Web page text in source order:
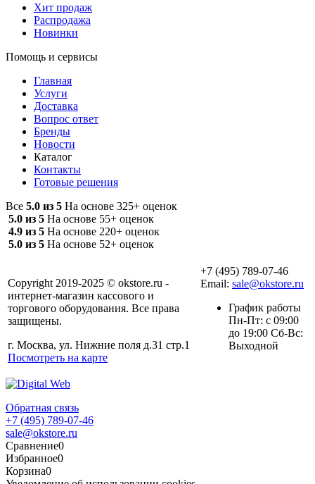
Хит продаж
Распродажа
Новинки
Помощь и сервисы
Главная
Услуги
Доставка
Вопрос ответ
Бренды
Новости
Каталог
Контакты
Готовые решения
Все 5.0 из 5 На основе 325+ оценок
5.0 из 5 На основе 55+ оценок
4.9 из 5 На основе 220+ оценок
5.0 из 5 На основе 52+ оценок
Copyright 2019-2025 © okstore.ru -
интернет-магазин кассового и
торгового оборудования. Все права
защищены.
г. Москва, ул. Нижние поля д.31 стр.1
Посмотреть на карте
+7 (495) 789-07-46
Email: sale@okstore.ru
График работы
Пн-Пт: с 09:00
до 19:00 Сб-Вс:
Выходной
Обратная связь
+7 (495) 789-07-46
sale@okstore.ru
Сравнение0
Избранное0
Корзина0